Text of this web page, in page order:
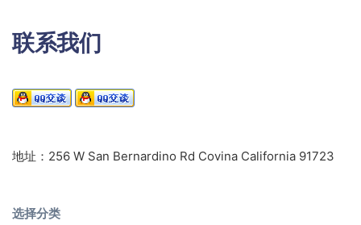
联系我们
地址：256 W San Bernardino Rd Covina California 91723
选择分类